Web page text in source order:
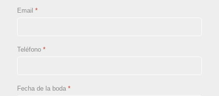
Email *
Teléfono *
Fecha de la boda *